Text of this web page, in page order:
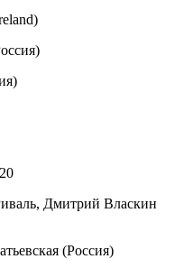
Дмитрий Власкин
(Россия)